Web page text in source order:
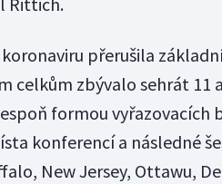
přerušila
celkům zbývalo sehrát 11
formou vyřazovacích
konferencí a následné
New Jersey, Ottawu,